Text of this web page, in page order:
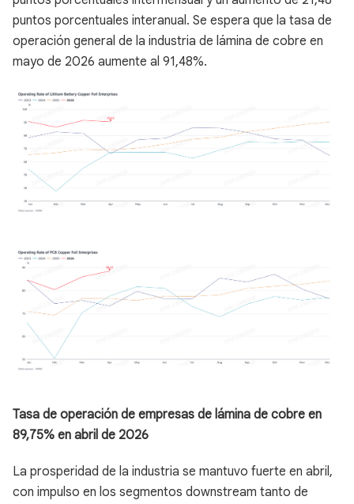
puntos porcentuales interanual. Se espera que la tasa de
operación general de la industria de lámina de cobre en
mayo de 2026 aumente al 91,48%.
Tasa de operación de empresas de lámina de cobre en
89,75% en abril de 2026
La prosperidad de la industria se mantuvo fuerte en abril,
con impulso en los segmentos downstream tanto de